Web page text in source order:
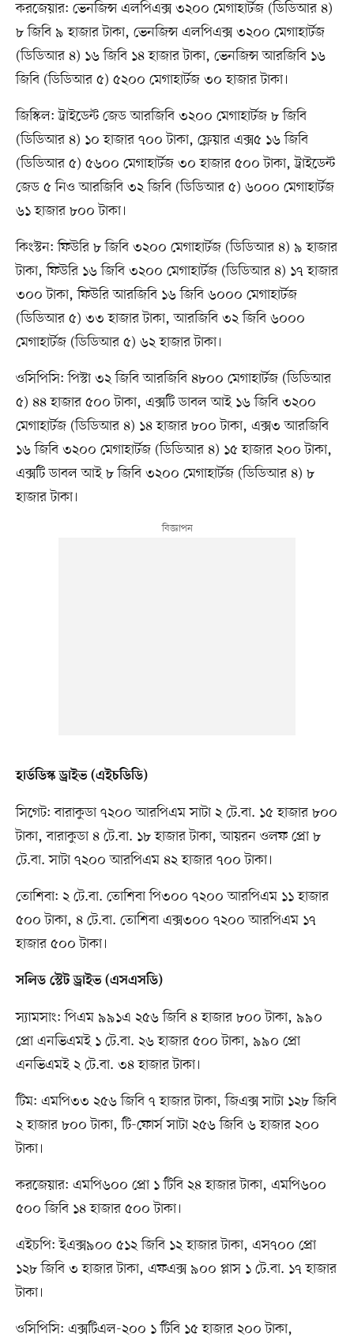
করজেয়ার: ভেনজিন্স এলপিএক্স ৩২০০ মেগাহার্টজ (ডিডিআর ৪)
৮ জিবি ৯ হাজার টাকা, ভেনজিন্স এলপিএক্স ৩২০০ মেগাহার্টজ
(ডিডিআর ৪) ১৬ জিবি ১৪ হাজার টাকা, ভেনজিন্স আরজিবি ১৬
জিবি (ডিডিআর ৫) ৫২০০ মেগাহার্টজ ৩০ হাজার টাকা।
জিস্কিল: ট্রাইডেন্ট জেড আরজিবি ৩২০০ মেগাহার্টজ ৮ জিবি
(ডিডিআর ৪) ১০ হাজার ৭০০ টাকা, ফ্লেয়ার এক্স৫ ১৬ জিবি
(ডিডিআর ৫) ৫৬০০ মেগাহার্টজ ৩০ হাজার ৫০০ টাকা, ট্রাইডেন্ট
জেড ৫ নিও আরজিবি ৩২ জিবি (ডিডিআর ৫) ৬০০০ মেগাহার্টজ
৬১ হাজার ৮০০ টাকা।
কিংস্টন: ফিউরি ৮ জিবি ৩২০০ মেগাহার্টজ (ডিডিআর ৪) ৯ হাজার
টাকা, ফিউরি ১৬ জিবি ৩২০০ মেগাহার্টজ (ডিডিআর ৪) ১৭ হাজার
৩০০ টাকা, ফিউরি আরজিবি ১৬ জিবি ৬০০০ মেগাহার্টজ
(ডিডিআর ৫) ৩৩ হাজার টাকা, আরজিবি ৩২ জিবি ৬০০০
মেগাহার্টজ (ডিডিআর ৫) ৬২ হাজার টাকা।
ওসিপিসি: পিস্টা ৩২ জিবি আরজিবি ৪৮০০ মেগাহার্টজ (ডিডিআর
৫) ৪৪ হাজার ৫০০ টাকা, এক্সটি ডাবল আই ১৬ জিবি ৩২০০
মেগাহার্টজ (ডিডিআর ৪) ১৪ হাজার ৮০০ টাকা, এক্স৩ আরজিবি
১৬ জিবি ৩২০০ মেগাহার্টজ (ডিডিআর ৪) ১৫ হাজার ২০০ টাকা,
এক্সটি ডাবল আই ৮ জিবি ৩২০০ মেগাহার্টজ (ডিডিআর ৪) ৮
হাজার টাকা।
হার্ডডিস্ক ড্রাইভ (এইচডিডি)
সিগেট: বারাকুডা ৭২০০ আরপিএম সাটা ২ টে.বা. ১৫ হাজার ৮০০
টাকা, বারাকুডা ৪ টে.বা. ১৮ হাজার টাকা, আয়রন ওলফ প্রো ৮
টে.বা. সাটা ৭২০০ আরপিএম ৪২ হাজার ৭০০ টাকা।
তোশিবা: ২ টে.বা. তোশিবা পি৩০০ ৭২০০ আরপিএম ১১ হাজার
৫০০ টাকা, ৪ টে.বা. তোশিবা এক্স৩০০ ৭২০০ আরপিএম ১৭
হাজার ৫০০ টাকা।
সলিড স্টেট ড্রাইভ (এসএসডি)
স্যামসাং: পিএম ৯৯১এ ২৫৬ জিবি ৪ হাজার ৮০০ টাকা, ৯৯০
প্রো এনভিএমই ১ টে.বা. ২৬ হাজার ৫০০ টাকা, ৯৯০ প্রো
এনভিএমই ২ টে.বা. ৩৪ হাজার টাকা।
টিম: এমপি৩৩ ২৫৬ জিবি ৭ হাজার টাকা, জিএক্স সাটা ১২৮ জিবি
২ হাজার ৮০০ টাকা, টি-ফোর্স সাটা ২৫৬ জিবি ৬ হাজার ২০০
টাকা।
করজেয়ার: এমপি৬০০ প্রো ১ টিবি ২৪ হাজার টাকা, এমপি৬০০
৫০০ জিবি ১৪ হাজার ৫০০ টাকা।
এইচপি: ইএক্স৯০০ ৫১২ জিবি ১২ হাজার টাকা, এস৭০০ প্রো
১২৮ জিবি ৩ হাজার টাকা, এফএক্স ৯০০ প্লাস ১ টে.বা. ১৭ হাজার
টাকা।
ওসিপিসি: এক্সটিএল-২০০ ১ টিবি ১৫ হাজার ২০০ টাকা,